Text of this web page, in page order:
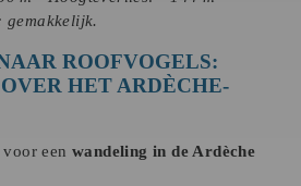
ROOFVOGELS:
HET ARDÈCHE-
een wandeling in de Ardèche